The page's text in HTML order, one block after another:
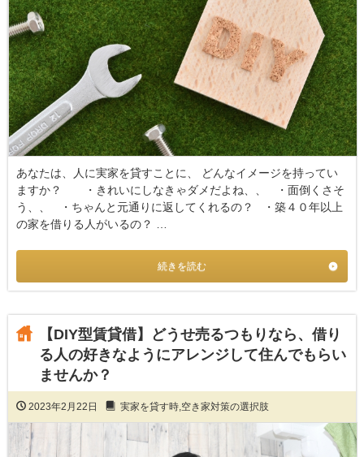
あなたは、人に実家を貸すことに、 どんなイメージを持ってい
ますか？ ・きれいにしなきゃダメだよね、、 ・面倒くさそ
う、、 ・ちゃんと元通りに返してくれるの？ ・築４０年以上
の家を借りる人がいるの？ …
続きを読む
【DIY型賃貸借】どうせ売るつもりなら、借り
る人の好きなようにアレンジして住んでもらい
ませんか？
2023年2月22日 実家を貸す時,空き家対策の選択肢